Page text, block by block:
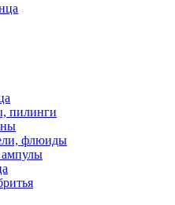
пилинги
флюиды